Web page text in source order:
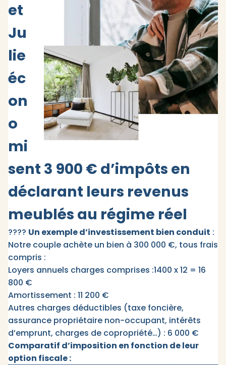
et
Ju
lie
éc
on
o
mi
sent 3 900 € d’impôts en
déclarant leurs revenus
meublés au régime réel
???? Un exemple d’investissement bien conduit :
Notre couple achète un bien à 300 000 €, tous frais
compris :
Loyers annuels charges comprises :1400 x 12 = 16
800 €
Amortissement : 11 200 €
Autres charges déductibles (taxe foncière,
assurance propriétaire non-occupant, intérêts
d’emprunt, charges de copropriété…) : 6 000 €
Comparatif d’imposition en fonction de leur
option fiscale :